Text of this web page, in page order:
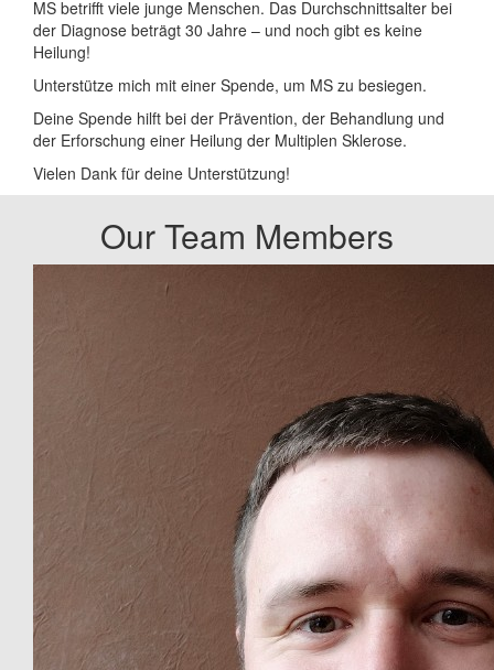
MS betrifft viele junge Menschen. Das Durchschnittsalter bei
der Diagnose beträgt 30 Jahre – und noch gibt es keine
Heilung!
Unterstütze mich mit einer Spende, um MS zu besiegen.
Deine Spende hilft bei der Prävention, der Behandlung und
der Erforschung einer Heilung der Multiplen Sklerose.
Vielen Dank für deine Unterstützung!
Our Team Members